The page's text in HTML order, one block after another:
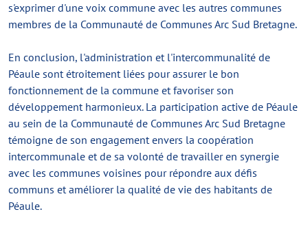
s'exprimer d'une voix commune avec les autres communes
membres de la Communauté de Communes Arc Sud Bretagne.
En conclusion, l'administration et l'intercommunalité de
Péaule sont étroitement liées pour assurer le bon
fonctionnement de la commune et favoriser son
développement harmonieux. La participation active de Péaule
au sein de la Communauté de Communes Arc Sud Bretagne
témoigne de son engagement envers la coopération
intercommunale et de sa volonté de travailler en synergie
avec les communes voisines pour répondre aux défis
communs et améliorer la qualité de vie des habitants de
Péaule.